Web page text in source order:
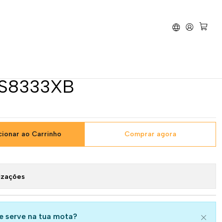
/ Alumínio - Suzuki
ao Carrinho Comprar agora
serve na tua mota?